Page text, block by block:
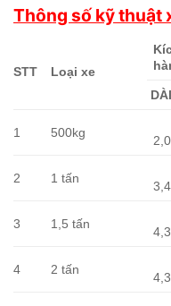
Thông số kỹ thuật
STT Loại xe
DÀI
1 500kg
2 1 tấn
3 1,5 tấn
4 2 tấn